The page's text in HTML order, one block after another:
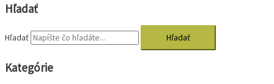
Hľadať
Hľadať
Kategórie